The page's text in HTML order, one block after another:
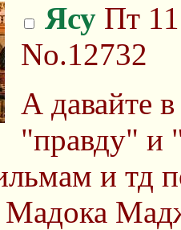
Ясу Пт
No.12732
А давайте
"правду" и
и тд
Мадока